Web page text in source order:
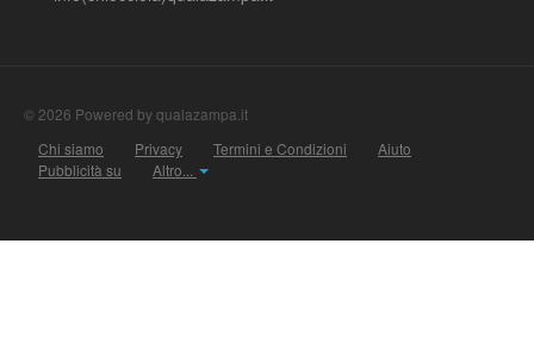
© 2026 Powered by qualazampa.it
Chi siamo
Privacy Termini e Condizioni
Aiuto
Pubblicità su
Altro...